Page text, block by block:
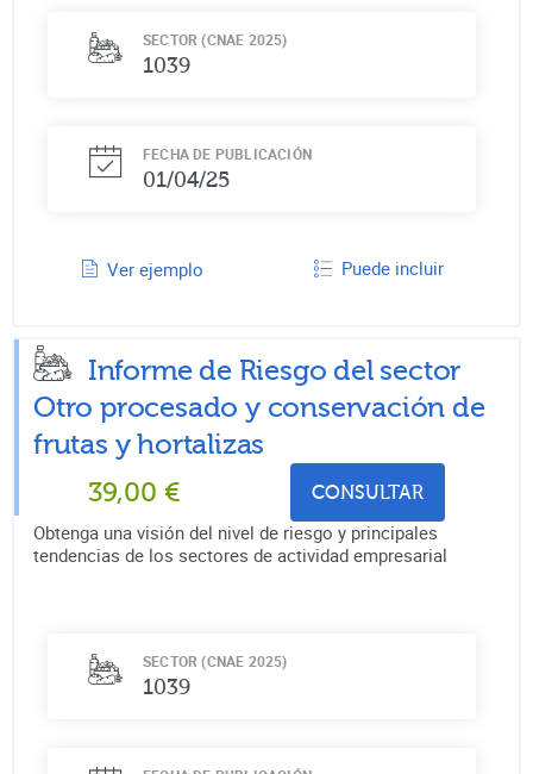
SECTOR (CNAE 2025)
1039
FECHA DE PUBLICACIÓN
01/04/25
Ver ejemplo Puede incluir
Informe de Riesgo del sector
Otro procesado y conservación de
frutas y hortalizas
39,00 € CONSULTAR
Obtenga una visión del nivel de riesgo y principales
tendencias de los sectores de actividad empresarial
SECTOR (CNAE 2025)
1039